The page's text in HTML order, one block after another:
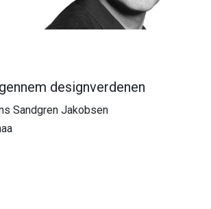
designverdenen
Sandgren Jakobsen